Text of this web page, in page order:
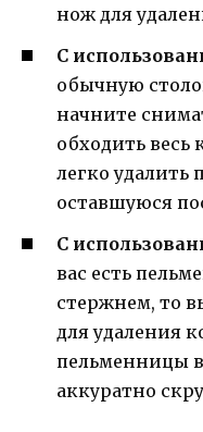
нож для
С
обычную
начните
обходить
легко удалить
оставшуюся
С
вас есть
стержнем, то
для удаления
пельменницы
аккуратно